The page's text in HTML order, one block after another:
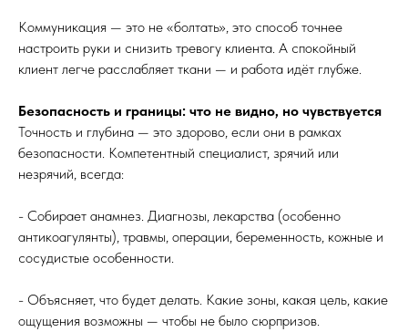
Коммуникация — это не «болтать», это способ точнее
настроить руки и снизить тревогу клиента. А спокойный
клиент легче расслабляет ткани — и работа идёт глубже.
Безопасность и границы: что не видно, но чувствуется
Точность и глубина — это здорово, если они в рамках
безопасности. Компетентный специалист, зрячий или
незрячий, всегда:
- Собирает анамнез. Диагнозы, лекарства (особенно
антикоагулянты), травмы, операции, беременность, кожные и
сосудистые особенности.
- Объясняет, что будет делать. Какие зоны, какая цель, какие
ощущения возможны — чтобы не было сюрпризов.